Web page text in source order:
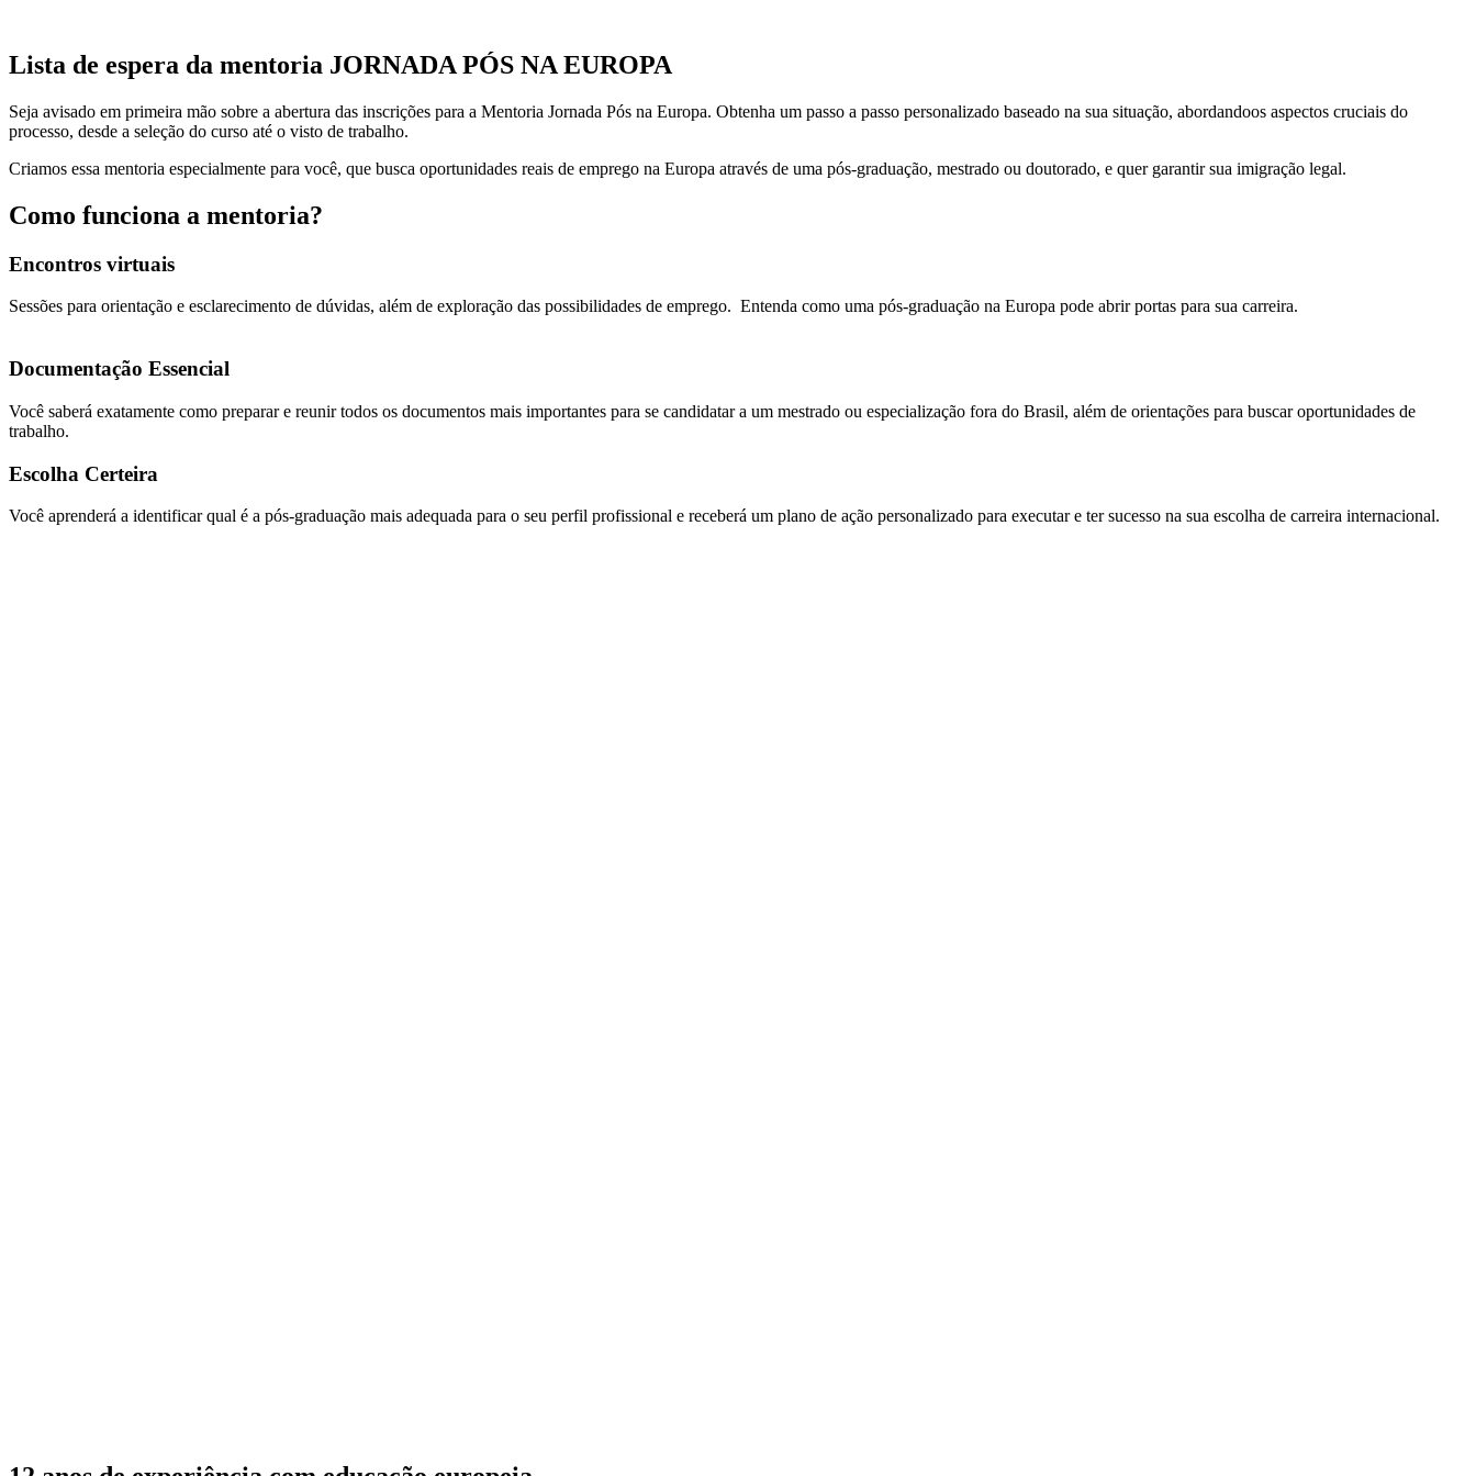
Lista de espera da mentoria JORNADA PÓS NA EUROPA
Seja avisado em primeira mão sobre a abertura das inscrições para a Mentoria Jornada Pós na Europa. Obtenha um passo a passo personalizado baseado na sua situação, abordandoos aspectos cruciais do
processo, desde a seleção do curso até o visto de trabalho.
Criamos essa mentoria especialmente para você, que busca oportunidades reais de emprego na Europa através de uma pós-graduação, mestrado ou doutorado, e quer garantir sua imigração legal.
Como funciona a mentoria?
Encontros virtuais
Sessões para orientação e esclarecimento de dúvidas, além de exploração das possibilidades de emprego. Entenda como uma pós-graduação na Europa pode abrir portas para sua carreira.
Documentação Essencial
Você saberá exatamente como preparar e reunir todos os documentos mais importantes para se candidatar a um mestrado ou especialização fora do Brasil, além de orientações para buscar oportunidades de
trabalho.
Escolha Certeira
Você aprenderá a identificar qual é a pós-graduação mais adequada para o seu perfil profissional e receberá um plano de ação personalizado para executar e ter sucesso na sua escolha de carreira internacional.